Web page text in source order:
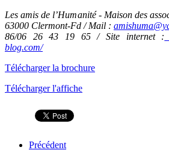
Les amis de l’Humanité - Maison des
63000 Clermont-Fd / Mail :
86/06 26 43 19 65 / Site internet :
blog.com/
Télécharger la brochure
Télécharger l'affiche
Précédent